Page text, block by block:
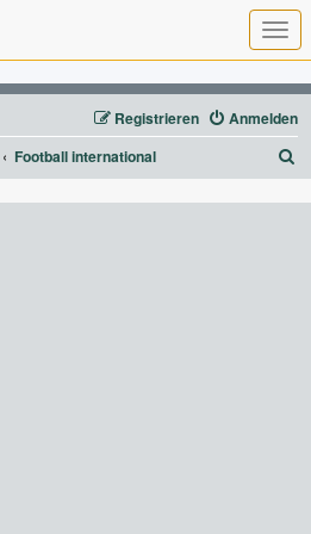
T
o
g
g
l
e
n
a
g
Anmelden
Registrieren
Football international
u